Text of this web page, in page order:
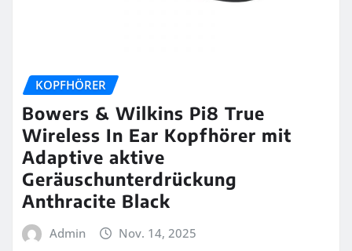
KOPFHÖRER
Bowers & Wilkins Pi8 True
Wireless In Ear Kopfhörer mit
Adaptive aktive
Geräuschunterdrückung
Anthracite Black
Admin Nov. 14, 2025